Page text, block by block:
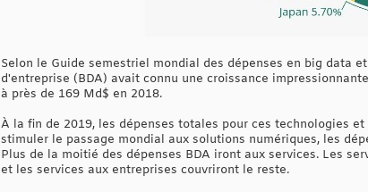
Selon le Guide semestriel mondial des dépenses en big data
d'entreprise (BDA) avait connu une croissance
à près de 169 Md$ en 2018.
À la fin de 2019, les dépenses totales pour ces technologies
stimuler le passage mondial aux solutions numériques, les
Plus de la moitié des dépenses BDA iront aux services. Les
et les services aux entreprises couvriront le reste.